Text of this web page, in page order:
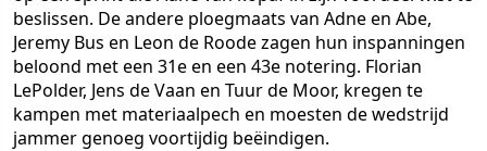
beslissen. De andere ploegmaats van Adne en Abe,
Jeremy Bus en Leon de Roode zagen hun inspanningen
beloond met een 31e en een 43e notering. Florian
LePolder, Jens de Vaan en Tuur de Moor, kregen te
kampen met materiaalpech en moesten de wedstrijd
jammer genoeg voortijdig beëindigen.